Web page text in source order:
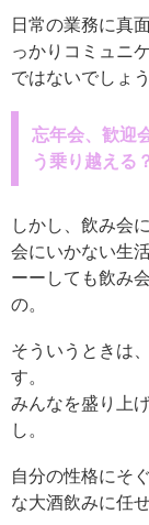
日常の業務に真
っかりコミュニ
ではないでしょ
忘年会、歓迎
う乗り越える
しかし、飲み会
会にいかない生
ーーしても飲み
の。
そういうときは、
す。
みんなを盛り上
し。
自分の性格にそ
な大酒飲みに任